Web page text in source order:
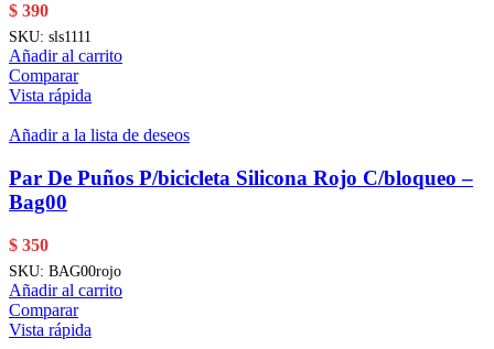
$ 390
SKU: sls1111
Añadir al carrito
Comparar
Vista rápida
Añadir a la lista de deseos
Par De Puños P/bicicleta Silicona Rojo C/bloqueo –
Bag00
$ 350
SKU: BAG00rojo
Añadir al carrito
Comparar
Vista rápida